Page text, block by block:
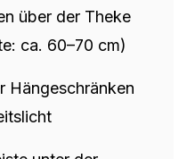
über der Theke
ca. 60–70 cm)
Hängeschränken